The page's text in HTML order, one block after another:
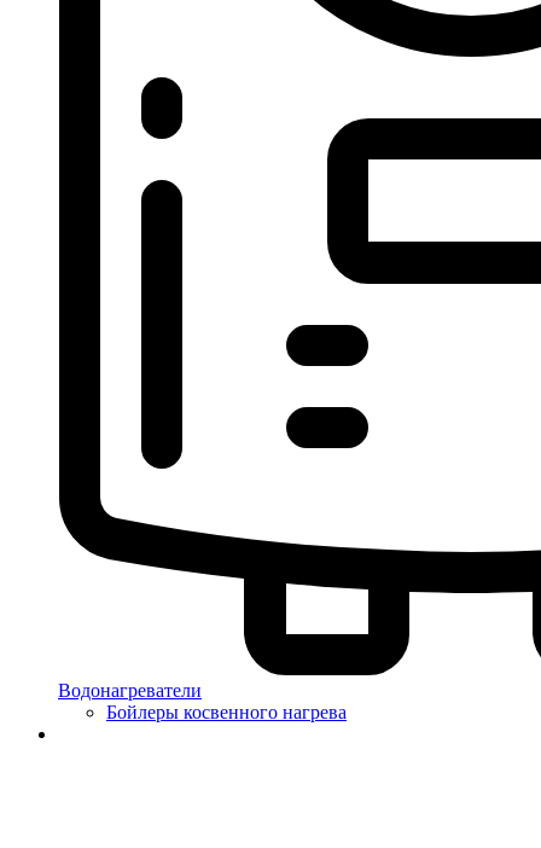
Водонагреватели
Бойлеры косвенного нагрева